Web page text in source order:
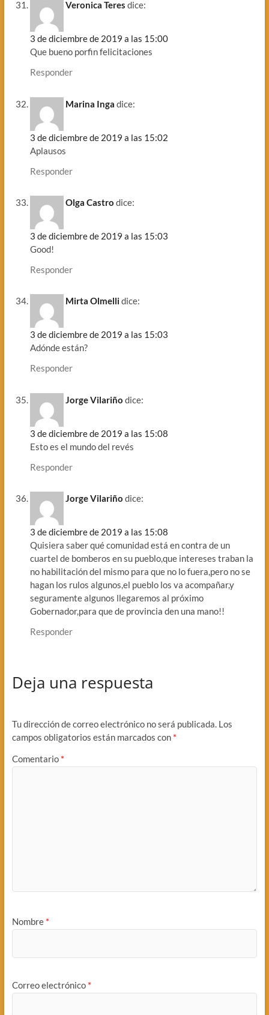
Veronica Teres dice:
3 de diciembre de 2019 a las 15:00
Que bueno porfin felicitaciones
Responder
Marina Inga dice:
3 de diciembre de 2019 a las 15:02
Aplausos
Responder
Olga Castro dice:
3 de diciembre de 2019 a las 15:03
Good!
Responder
Mirta Olmellidice:
3 de diciembre de 2019 a las 15:03
Adónde están?
Responder
Jorge Vilariño dice:
3 de diciembre de 2019 a las 15:08
Esto es el mundo del revés
Responder
Jorge Vilariño dice:
3 de diciembre de 2019 a las 15:08
Quisiera saber qué comunidad está en contra de un
cuartel de bomberos en su pueblo,que intereses traban la
no habilitación del mismo para que no lo fuera,pero no se
hagan los rulos algunos,el pueblo los va acompañar,y
seguramente algunos llegaremos al próximo
Gobernador,para que de provincia den una mano!!
Responder
Deja una respuesta
Tu dirección de correo electrónico no será publicada. Los
campos obligatorios están marcados con *
Comentario *
Nombre *
Correo electrónico *